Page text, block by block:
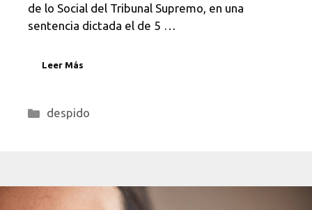
de lo Social del Tribunal Supremo, en una
sentencia dictada el de 5 …
Leer Más
Categorías
despido